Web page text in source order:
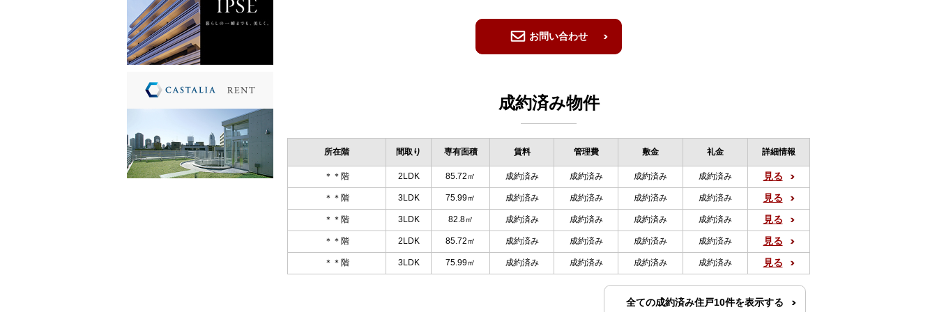
お問い合わせ
成約済み物件
所在階 間取り 専有面積 賃料 管理費 敷金 礼金 詳細情報
＊＊階 2LDK 85.72㎡ 成約済み 成約済み 成約済み 成約済み 見る
＊＊階 3LDK 75.99㎡ 成約済み 成約済み 成約済み 成約済み 見る
＊＊階 3LDK 82.8㎡ 成約済み 成約済み 成約済み 成約済み 見る
＊＊階 2LDK 85.72㎡ 成約済み 成約済み 成約済み 成約済み 見る
＊＊階 3LDK 75.99㎡ 成約済み 成約済み 成約済み 成約済み 見る
全ての成約済み住戸10件を表示する